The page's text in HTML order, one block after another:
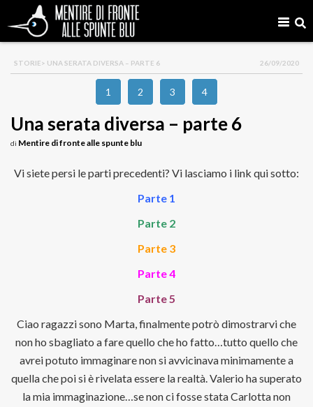
STORIE> UNA SERATA DIVERSA – PARTE 6 26/09/2020
1 2 3 4
Una serata diversa – parte 6
di Mentire di fronte alle spunte blu
Vi siete persi le parti precedenti? Vi lasciamo i link qui sotto:
Parte 1
Parte 2
Parte 3
Parte 4
Parte 5
Ciao ragazzi sono Marta, finalmente potrò dimostrarvi che
non ho sbagliato a fare quello che ho fatto…tutto quello che
avrei potuto immaginare non si avvicinava minimamente a
quella che poi si è rivelata essere la realtà. Valerio ha superato
la mia immaginazione…se non ci fosse stata Carlotta non